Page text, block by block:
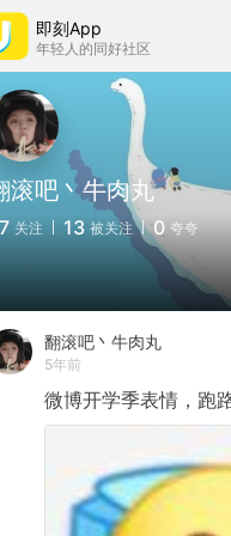
即刻App
年轻人的同好社区
滚吧丶牛肉丸
关注 13 被关注 0 夸夸
翻滚吧丶牛肉丸
5年前
微博开学季表情，跑